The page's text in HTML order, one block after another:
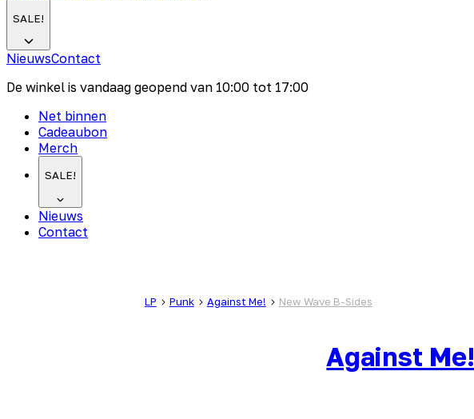
SALE!
NieuwsContact
De winkel is vandaag geopend van 10:00 tot 17:00
Net binnen
Cadeaubon
Merch
SALE!
Nieuws
Contact
LP Punk Against Me! New Wave B-Sides
Against Me!